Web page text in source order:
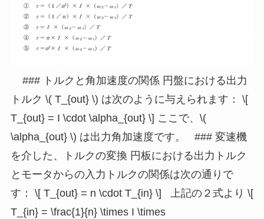
### トルクと角加速度の関係 円盤における出力
トルク \( T_{out} \) は次のように与えられます： \[
T_{out} = I \cdot \alpha_{out} \] ここで、\(
\alpha_{out} \) は出力角加速度です。 ### 変速機
を介した、トルクの変換 円板における出力トルク
とモータからの入力トルクの関係は次の通りで
す： \[ T_{out} = n \cdot T_{in} \] 上記の２式より \[
T_{in} = \frac{1}{n} \times I \times